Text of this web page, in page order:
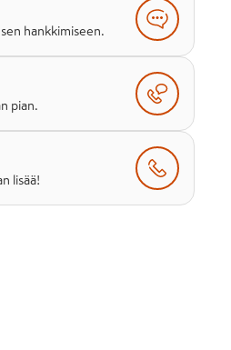
hankkimiseen.
pian.
lisää!